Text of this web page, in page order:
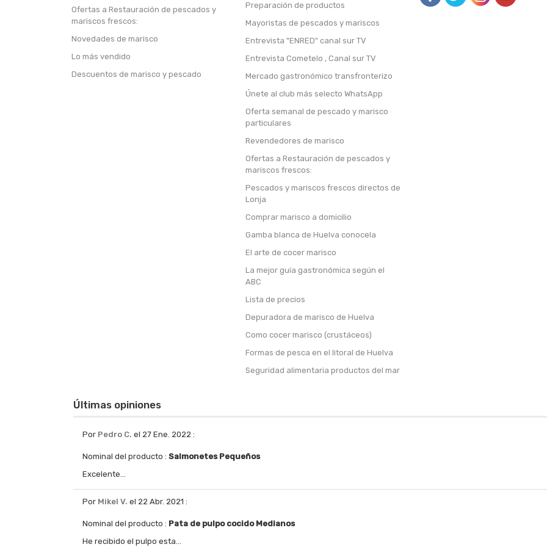
Ofertas a Restauración de pescados y
mariscos frescos:
Novedades de marisco
Lo más vendido
Descuentos de marisco y pescado
Preparación de productos
Mayoristas de pescados y mariscos
Entrevista "ENRED" canal sur TV
Entrevista Cometelo , Canal sur TV
Mercado gastronómico transfronterizo
Únete al club más selecto WhatsApp
Oferta semanal de pescado y marisco
particulares
Revendedores de marisco
Ofertas a Restauración de pescados y
mariscos frescos:
Pescados y mariscos frescos directos de
Lonja
Comprar marisco a domicilio
Gamba blanca de Huelva conocela
El arte de cocer marisco
La mejor guía gastronómica según el
ABC
Lista de precios
Depuradora de marisco de Huelva
Como cocer marisco (crustáceos)
Formas de pesca en el litoral de Huelva
Seguridad alimentaria productos del mar
Últimas opiniones
Por Pedro C. el 27 Ene. 2022 :
Nominal del producto : Salmonetes Pequeños
Excelente...
Por Mikel V. el 22 Abr. 2021 :
Nominal del producto : Pata de pulpo cocido Medianos
He recibido el pulpo esta...